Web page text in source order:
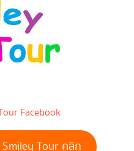
Facebook
Tour คลิก